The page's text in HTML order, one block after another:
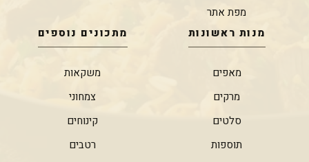
מפת אתר
מנות ראשונות
מאפים
מרקים
סלטים
תוספות
מתכונים נוספים
משקאות
צמחוני
קינוחים
רטבים